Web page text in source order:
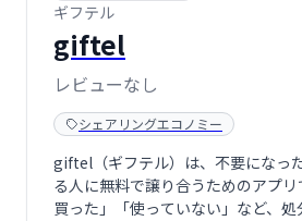
ギフテル
giftel
レビューなし
シェアリングエコノミー
giftel（ギフテル）は、不要になっ
る人に無料で譲り合うためのアプ
買った」「使っていない」など、